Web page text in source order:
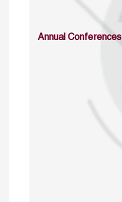
Annual Conferences